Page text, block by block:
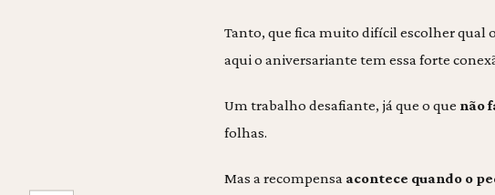
Tanto, que fica muito difícil escolher qual
aqui o aniversariante tem essa forte
Um trabalho desafiante, já que o que não
folhas.
Mas a recompensa acontece quando o